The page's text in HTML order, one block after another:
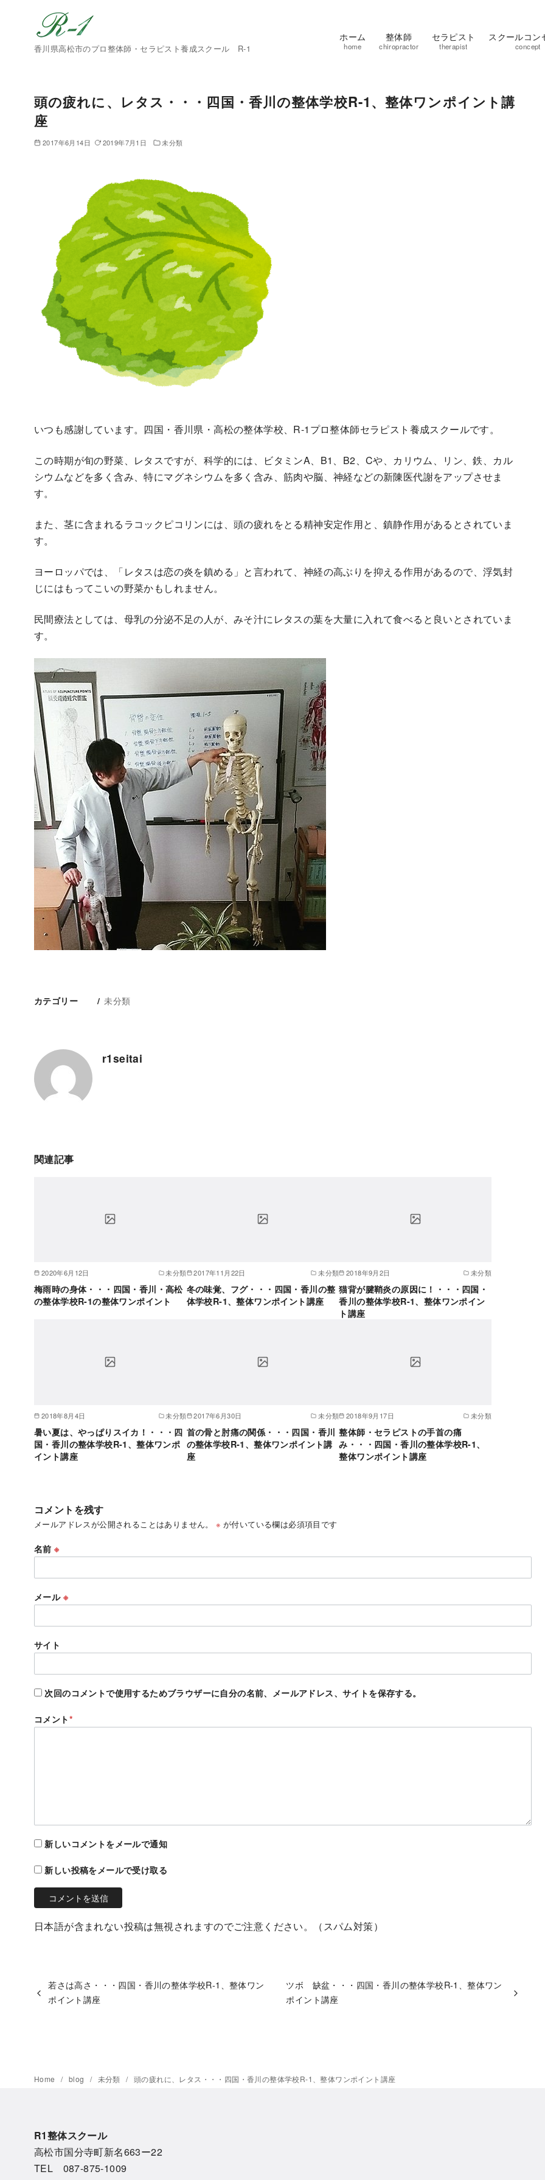
香川県高松市のプロ整体師・セラピスト養成スクール R-1
ホーム
home
整体師
chiropractor
セラピスト
therapist
スクールコン
concept
頭の疲れに、レタス・・・四国・香川の整体学校R-1、整体ワンポイント講
座
2017年6月14日 2019年7月1日 未分類
いつも感謝しています。四国・香川県・高松の整体学校、R-1プロ整体師セラピスト養成スクールです。
この時期が旬の野菜、レタスですが、科学的には、ビタミンA、B1、B2、Cや、カリウム、リン、鉄、カル
シウムなどを多く含み、特にマグネシウムを多く含み、筋肉や脳、神経などの新陳医代謝をアップさせま
す。
また、茎に含まれるラコックピコリンには、頭の疲れをとる精神安定作用と、鎮静作用があるとされていま
す。
ヨーロッパでは、「レタスは恋の炎を鎮める」と言われて、神経の高ぶりを抑える作用があるので、浮気封
じにはもってこいの野菜かもしれません。
民間療法としては、母乳の分泌不足の人が、みそ汁にレタスの葉を大量に入れて食べると良いとされていま
す。
カテゴリー 未分類
r1seitai
関連記事
2020年6月12日 未分類
梅雨時の身体・・・四国・香川・高松
の整体学校R-1の整体ワンポイント
2017年11月22日 未分類
冬の味覚、フグ・・・四国・香川の整
体学校R-1、整体ワンポイント講座
2018年9月2日 未分類
猫背が腱鞘炎の原因に！・・・四国・
香川の整体学校R-1、整体ワンポイン
ト講座
2018年8月4日 未分類
暑い夏は、やっぱりスイカ！・・・四
国・香川の整体学校R-1、整体ワンポ
イント講座
2017年6月30日 未分類
首の骨と肘痛の関係・・・四国・香川
の整体学校R-1、整体ワンポイント講
座
2018年9月17日 未分類
整体師・セラピストの手首の痛
み・・・四国・香川の整体学校R-1、
整体ワンポイント講座
コメントを残す
メールアドレスが公開されることはありません。 ※ が付いている欄は必須項目です
名前※
メール ※
サイト
次回のコメントで使用するためブラウザーに自分の名前、メールアドレス、サイトを保存する。
コメント*
新しいコメントをメールで通知
新しい投稿をメールで受け取る
日本語が含まれない投稿は無視されますのでご注意ください。（スパム対策）
若さは高さ・・・四国・香川の整体学校R-1、整体ワン
ポイント講座
ツボ 缺盆・・・四国・香川の整体学校R-1、整体ワン
ポイント講座
Home blog 未分類 頭の疲れに、レタス・・・四国・香川の整体学校R-1、整体ワンポイント講座
R1整体スクール
高松市国分寺町新名663ー22
TEL 087-875-1009